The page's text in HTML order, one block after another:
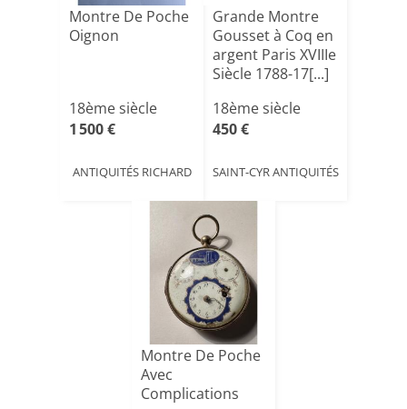
Montre De Poche
Oignon
18ème siècle
1 500 €
ANTIQUITÉS RICHARD
Grande Montre
Gousset à Coq en
argent Paris XVIIIe
Siècle 1788-17[...]
18ème siècle
450 €
SAINT-CYR ANTIQUITÉS
Montre De Poche
Avec
Complications